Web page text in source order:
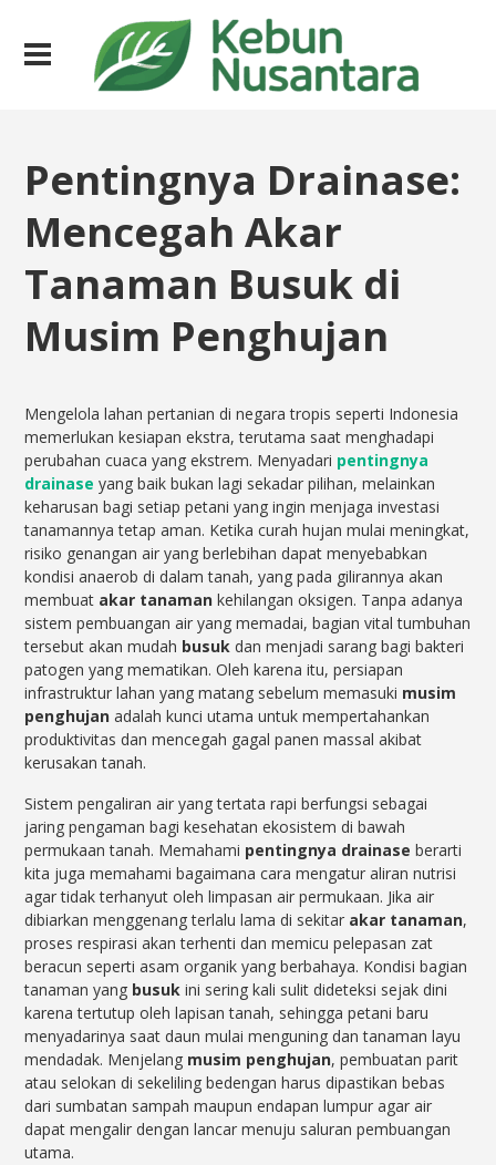
Pentingnya Drainase:
Mencegah Akar
Tanaman Busuk di
Musim Penghujan
Mengelola lahan pertanian di negara tropis seperti Indonesia
memerlukan kesiapan ekstra, terutama saat menghadapi
perubahan cuaca yang ekstrem. Menyadari pentingnya
drainase yang baik bukan lagi sekadar pilihan, melainkan
keharusan bagi setiap petani yang ingin menjaga investasi
tanamannya tetap aman. Ketika curah hujan mulai meningkat,
risiko genangan air yang berlebihan dapat menyebabkan
kondisi anaerob di dalam tanah, yang pada gilirannya akan
membuat akar tanaman kehilangan oksigen. Tanpa adanya
sistem pembuangan air yang memadai, bagian vital tumbuhan
tersebut akan mudah busuk dan menjadi sarang bagi bakteri
patogen yang mematikan. Oleh karena itu, persiapan
infrastruktur lahan yang matang sebelum memasuki musim
penghujan adalah kunci utama untuk mempertahankan
produktivitas dan mencegah gagal panen massal akibat
kerusakan tanah.
Sistem pengaliran air yang tertata rapi berfungsi sebagai
jaring pengaman bagi kesehatan ekosistem di bawah
permukaan tanah. Memahami pentingnya drainase berarti
kita juga memahami bagaimana cara mengatur aliran nutrisi
agar tidak terhanyut oleh limpasan air permukaan. Jika air
dibiarkan menggenang terlalu lama di sekitar akar tanaman,
proses respirasi akan terhenti dan memicu pelepasan zat
beracun seperti asam organik yang berbahaya. Kondisi bagian
tanaman yang busuk ini sering kali sulit dideteksi sejak dini
karena tertutup oleh lapisan tanah, sehingga petani baru
menyadarinya saat daun mulai menguning dan tanaman layu
mendadak. Menjelang musim penghujan, pembuatan parit
atau selokan di sekeliling bedengan harus dipastikan bebas
dari sumbatan sampah maupun endapan lumpur agar air
dapat mengalir dengan lancar menuju saluran pembuangan
utama.